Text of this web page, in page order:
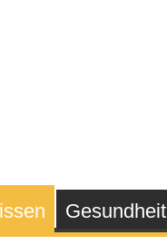
Gesundheit